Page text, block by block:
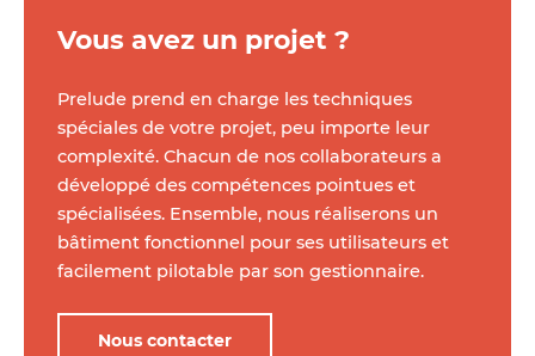
Vous avez un projet ?
Prelude prend en charge les techniques
spéciales de votre projet, peu importe leur
complexité. Chacun de nos collaborateurs a
développé des compétences pointues et
spécialisées. Ensemble, nous réaliserons un
bâtiment fonctionnel pour ses utilisateurs et
facilement pilotable par son gestionnaire.
Nous contacter